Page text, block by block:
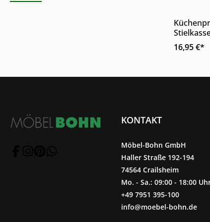
Edelstahl
16,95 €*
KONTAKT
Möbel-Bohn GmbH
Haller Straße 192-194
74564 Crailsheim
Mo. - Sa.: 09:00 - 18:00
+49 7951 395-100
info@moebel-bohn.de